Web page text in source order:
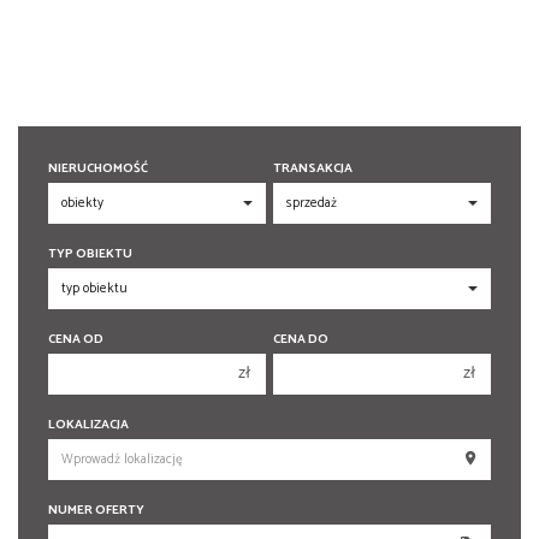
NIERUCHOMOŚĆ TRANSAKCJA
TYP OBIEKTU
CENA OD
zł
250 000 zł
300 000 zł
CENA DO
zł
250 000 zł
300 000 zł
LOKALIZACJA
NUMER OFERTY